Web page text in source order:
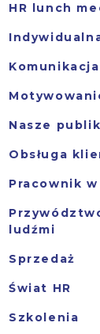
HR lunch
Nasze
Obsługa
Pracownik
ludźmi
Sprzedaż
Świat HR
Szkolenia